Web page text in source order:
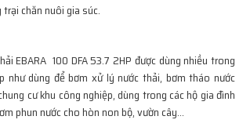
chăn nuôi gia súc.
EBARA 100 DFA 53.7 2HP được dùng nhiều trong
như dùng để bơm xử lý nước thải, bơm tháo nước
cư khu công nghiệp, dùng trong các hộ gia đình
phun nước cho hòn non bộ, vườn cây…